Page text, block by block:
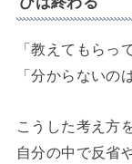
「教えてもらっ
「分からないの
こうした考え方
自分の中で反省